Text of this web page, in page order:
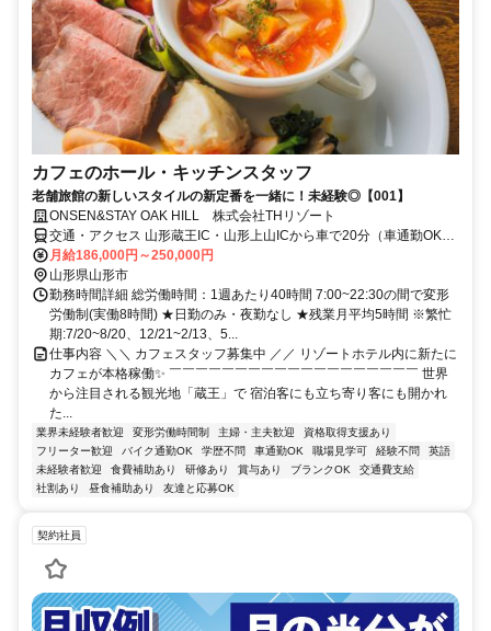
カフェのホール・キッチンスタッフ
老舗旅館の新しいスタイルの新定番を一緒に！未経験◎【001】
ONSEN&STAY OAK HILL 株式会社THリゾート
交通・アクセス 山形蔵王IC・山形上山ICから車で20分（車通勤OK・
寮完備）／蔵王温泉バスターミナル駅から徒歩10分
月給186,000円～250,000円
山形県山形市
勤務時間詳細 総労働時間：1週あたり40時間 7:00~22:30の間で変形
労働制(実働8時間) ★日勤のみ・夜勤なし ★残業月平均5時間 ※繁忙
期:7/20~8/20、12/21~2/13、5...
仕事内容 ＼＼ カフェスタッフ募集中 ／／ リゾートホテル内に新たに
カフェが本格稼働✨ ￣￣￣￣￣￣￣￣￣￣￣￣￣￣￣￣￣￣￣ 世界
から注目される観光地「蔵王」で 宿泊客にも立ち寄り客にも開かれ
た...
業界未経験者歓迎 変形労働時間制 主婦・主夫歓迎
資格取得支援あり
フリーター歓迎
バイク通勤OK 学歴不問 車通勤OK 職場見学可 経験不問
英語
未経験者歓迎
食費補助あり 研修あり 賞与あり ブランクOK
交通費支給
社割あり
昼食補助あり 友達と応募OK
契約社員